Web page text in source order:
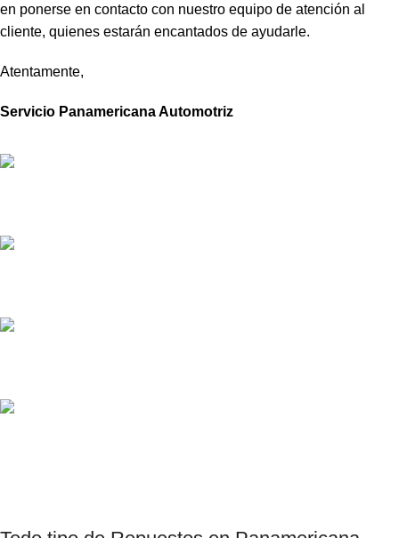
en ponerse en contacto con nuestro equipo de atención al
cliente, quienes estarán encantados de ayudarle.
Atentamente,
Servicio Panamericana Automotriz